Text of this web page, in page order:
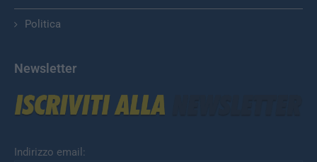
Politica
Newsletter
Indirizzo email: